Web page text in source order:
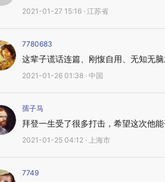
2021-01-27 15:16 · 江苏省
7780683
这辈子谎话连篇、刚愎自用、无知无
2021-01-26 01:38 · 中国
孺子马
拜登一生受了很多打击，希望这次他能
2021-01-25 04:12 · 上海市
7749